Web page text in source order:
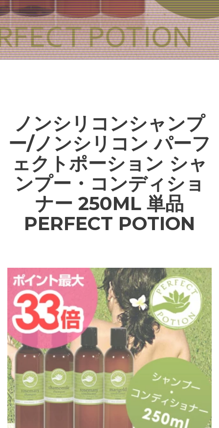
ノンシリコンシャンプ
ー/ノンシリコン パーフ
ェクトポーション シャ
ンプー・コンディショ
ナー 250ML 単品
PERFECT POTION